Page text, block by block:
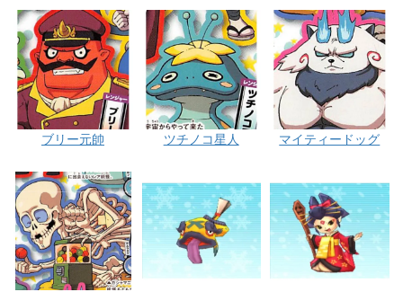
ブリー元帥 ツチノコ星人 マイティードッグ